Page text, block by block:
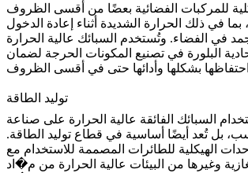
للمركبات الفضائية بعضًا من أقسى الظروف
بما في ذلك الحرارة الشديدة أثناء إعادة الدخول
في الفضاء. وتُستخدم السبائك عالية الحرارة
البلورة في تصنيع المكونات الحرجة لضمان
توليد الطاقة
السبائك الفائقة عالية الحرارة على صناعة
بل تُعد أيضًا أساسية في قطاع توليد الطاقة.
الهيكلية للطائرات المصممة للاستخدام مع
وغيرها من البيئات عالية الحرارة من م�اد